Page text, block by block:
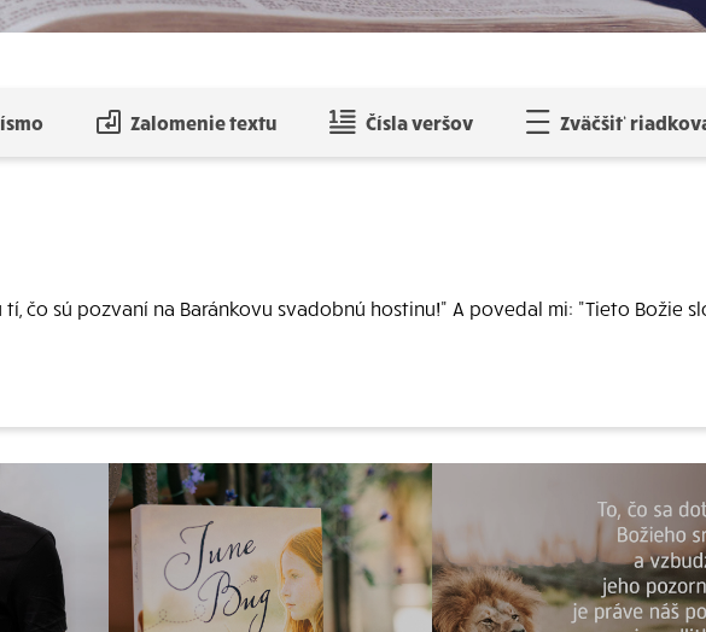
Zalomenie textu Čísla veršov Zväčšiť
čo sú pozvaní na Baránkovu svadobnú hostinu!" A povedal mi: "Tieto Božie